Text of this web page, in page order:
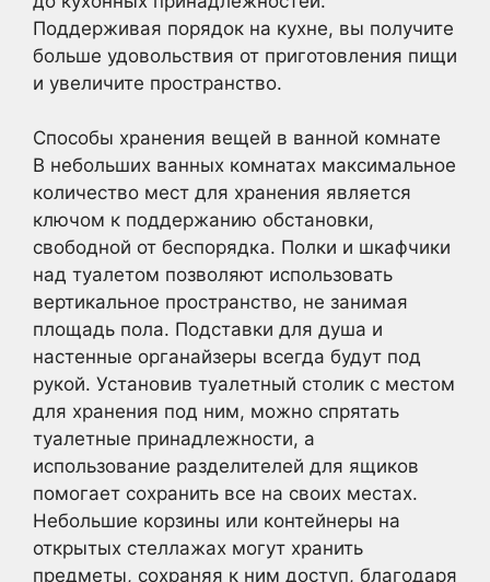
Поддерживая порядок на кухне, вы получите
больше удовольствия от приготовления пищи
и увеличите пространство.
Способы хранения вещей в ванной комнате
В небольших ванных комнатах максимальное
количество мест для хранения является
ключом к поддержанию обстановки,
свободной от беспорядка. Полки и шкафчики
над туалетом позволяют использовать
вертикальное пространство, не занимая
площадь пола. Подставки для душа и
настенные органайзеры всегда будут под
рукой. Установив туалетный столик с местом
для хранения под ним, можно спрятать
туалетные принадлежности, а
использование разделителей для ящиков
помогает сохранить все на своих местах.
Небольшие корзины или контейнеры на
открытых стеллажах могут хранить
предметы, сохраняя к ним доступ, благодаря